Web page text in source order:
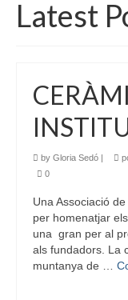
CONTACTE
Latest
by Gloria Sedó |
0
Una Associació
per homenatjar
una gran per al
als fundadors. La
muntanya de …